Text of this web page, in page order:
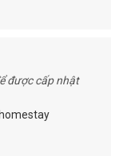
được cấp nhật